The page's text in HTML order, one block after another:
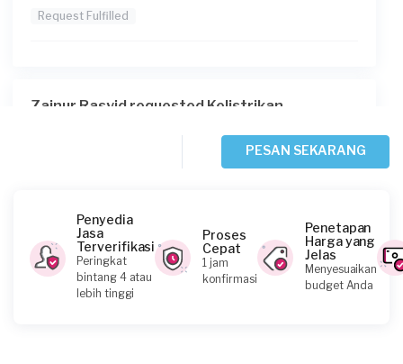
Request Fulfilled
Zainur Rasyid requested Kelistrikan
Tama requested Kelistrikan
4 hari yang lalu
Bekasi Kota, Jawa Barat
PESAN SEKARANG
Penyedia
Jasa
Terverifikasi
Peringkat
bintang 4 atau
lebih tinggi
Proses
Cepat
1 jam
konfirmasi
Penetapan
Harga yang
Jelas
Menyesuaikan
budget Anda